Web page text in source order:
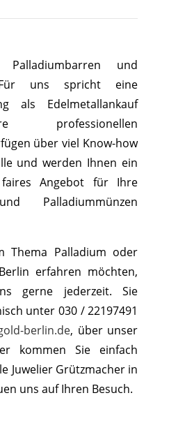
und
Für uns spricht eine
als Edelmetallankauf
professionellen
über viel Know-how
und werden Ihnen ein
Angebot für Ihre
Palladiummünzen
Thema Palladium oder
erfahren möchten,
gerne jederzeit. Sie
unter 030 / 22197491
berlin.de, über unser
kommen Sie einfach
Juwelier Grützmacher in
uns auf Ihren Besuch.